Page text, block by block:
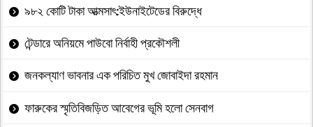
৯৮২ কোটি টাকা আত্মসাৎ:ইউনাইটেডের বিরুদ্ধে
টেন্ডারে অনিয়মে পাউবো নির্বাহী প্রকৌশলী
জনকল্যাণ ভাবনার এক পরিচিত মুখ জোবাইদা রহমান
ফারুকের স্মৃতিবিজড়িত আবেগের ভূমি হলো সেনবাগ